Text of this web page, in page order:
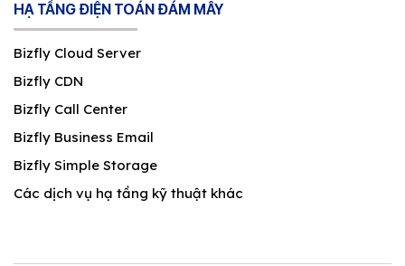
HẠ TẦNG ĐIỆN TOÁN ĐÁM MÂY
Bizfly Cloud Server
Bizfly CDN
Bizfly Call Center
Bizfly Business Email
Bizfly Simple Storage
Các dịch vụ hạ tầng kỹ thuật khác